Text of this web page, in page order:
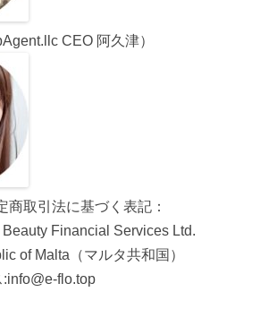
CEO 阿久津）
商取引法に基づく表記：
Financial Services Ltd.
of Malta（マルタ共和国）
flo.top